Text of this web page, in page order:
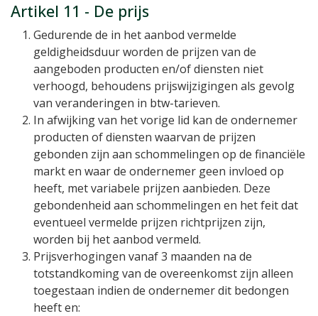
Artikel 11 - De prijs
Gedurende de in het aanbod vermelde
geldigheidsduur worden de prijzen van de
aangeboden producten en/of diensten niet
verhoogd, behoudens prijswijzigingen als gevolg
van veranderingen in btw-tarieven.
In afwijking van het vorige lid kan de ondernemer
producten of diensten waarvan de prijzen
gebonden zijn aan schommelingen op de financiële
markt en waar de ondernemer geen invloed op
heeft, met variabele prijzen aanbieden. Deze
gebondenheid aan schommelingen en het feit dat
eventueel vermelde prijzen richtprijzen zijn,
worden bij het aanbod vermeld.
Prijsverhogingen vanaf 3 maanden na de
totstandkoming van de overeenkomst zijn alleen
toegestaan indien de ondernemer dit bedongen
heeft en: